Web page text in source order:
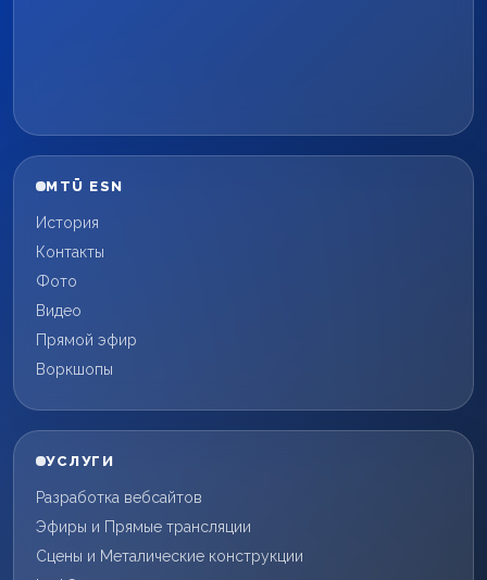
MTÜ ESN
История
Контакты
Фото
Видео
Прямой эфир
Воркшопы
УСЛУГИ
Разработка вебсайтов
Эфиры и Прямые трансляции
Сцены и Металические конструкции